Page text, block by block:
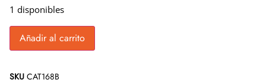
1 disponibles
Añadir al carrito
SKU CAT168B